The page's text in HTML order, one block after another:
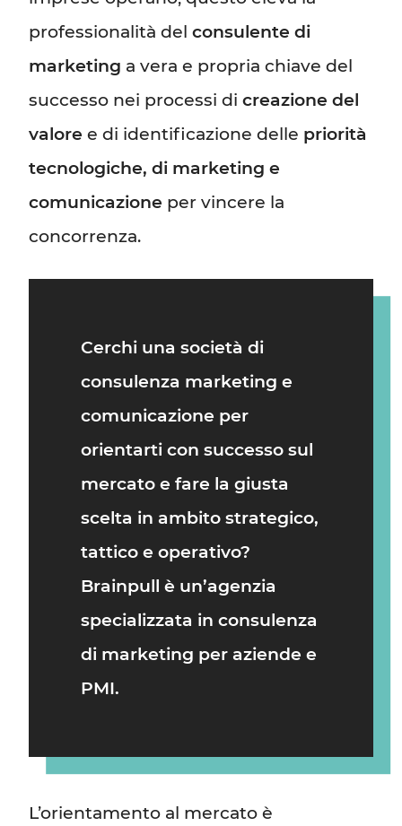
professionalità delconsulente di
marketing a vera e propria chiave del
successo nei processi dicreazione del
valore e di identificazione delle priorità
tecnologiche, di marketing e
comunicazione per vincere la
concorrenza.
Cerchi unasocietà di
consulenza marketing e
comunicazione per
orientarti con successo sul
mercato e fare la giusta
scelta in ambito strategico,
tattico e operativo?
Brainpull è un’agenzia
specializzata in consulenza
di marketing per aziende e
PMI.
L’orientamento al mercato è